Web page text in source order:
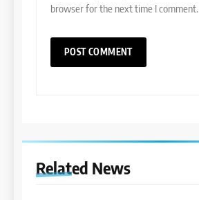
browser for the next time I comment.
Related News